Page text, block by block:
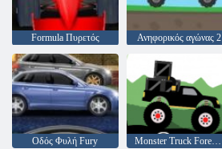
Formula Πυρετός Ανηφορικός αγώνας 2
Οδός Φυλή Fury Monster Truck Forest-Παράδοση